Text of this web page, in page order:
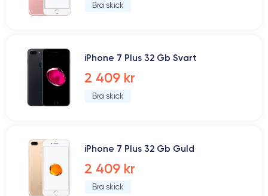
Bra skick
iPhone 7 Plus 32 Gb Svart
2 409 kr
Bra skick
iPhone 7 Plus 32 Gb Guld
2 409 kr
Bra skick